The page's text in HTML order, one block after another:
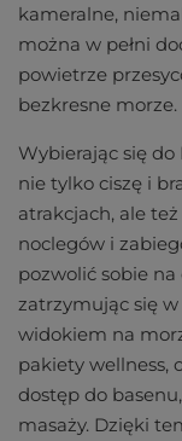
kameralne,
można w pełni
powietrze
bezkresne morze.
Wybierając się do
nie tylko ciszę i
atrakcjach, ale
noclegów i
pozwolić sobie na
zatrzymując się
widokiem na
pakiety wellness,
dostęp do
masaży. Dzięki